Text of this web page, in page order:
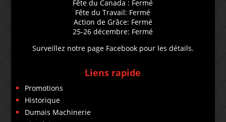
Fête du Canada : Fermé
Fête du Travail: Fermé
Action de Grâce: Fermé
25-26 décembre: Fermé
Surveillez notre page Facebook pour les détails.
Liens rapide
Promotions
Historique
Dumais Machinerie